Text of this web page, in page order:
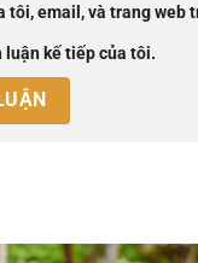
tôi, email, và trang web
luận kế tiếp của tôi.